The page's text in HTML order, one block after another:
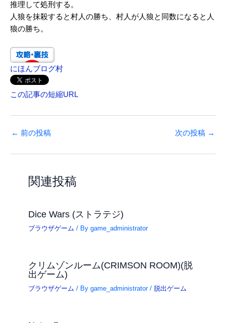
推理して処刑する。
人狼を抹殺すると村人の勝ち、村人が人狼と同数になると人
狼の勝ち。
にほんブログ村
この記事の短縮URL
← 前の投稿 次の投稿 →
関連投稿
Dice Wars (ストラテジ)
ブラウザゲーム / Bygame_administrator
クリムゾンルーム(CRIMSON ROOM)(脱
出ゲーム)
ブラウザゲーム / Bygame_administrator/ 脱出ゲーム